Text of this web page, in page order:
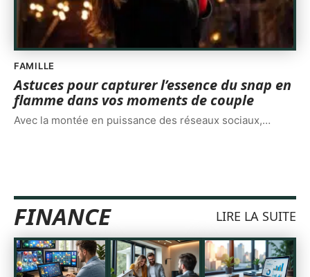
FAMILLE
Astuces pour capturer l’essence du snap en
flamme dans vos moments de couple
Avec la montée en puissance des réseaux sociaux,…
FINANCE LIRE LA SUITE